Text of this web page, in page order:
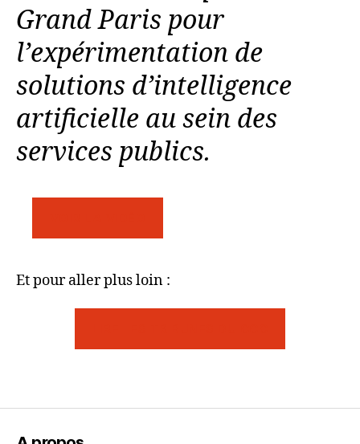
Grand Paris pour
l’expérimentation de
solutions d’intelligence
artificielle au sein des
services publics.
Et pour aller plus loin :